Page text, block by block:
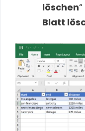
löschen
Blatt